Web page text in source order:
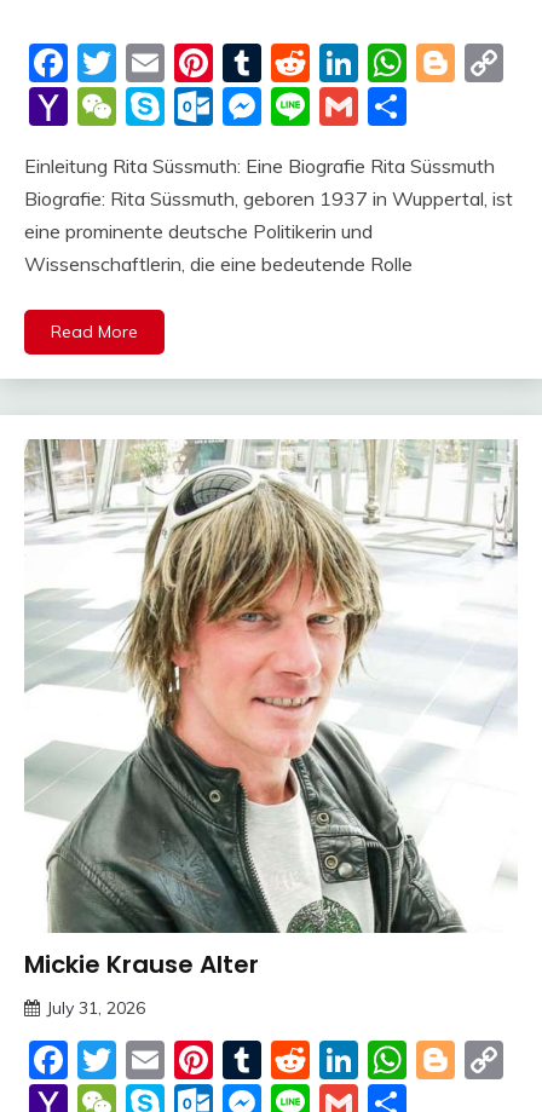
Facebook
Twitter
EmailPinterest
Tumblr
Reddit
LinkedIn
Yahoo
WeChat
SkypeOutlook.com
Messenger
LineGmail
Einleitung Rita Süssmuth: Eine Biografie Rita Süssmuth
Biografie: Rita Süssmuth, geboren 1937 in Wuppertal, ist
eine prominente deutsche Politikerin und
Wissenschaftlerin, die eine bedeutende Rolle
Read More
Trends
Mickie Krause Alter
July 31, 2026
Facebook
Twitter
EmailPinterest
Tumblr
Reddit
LinkedIn